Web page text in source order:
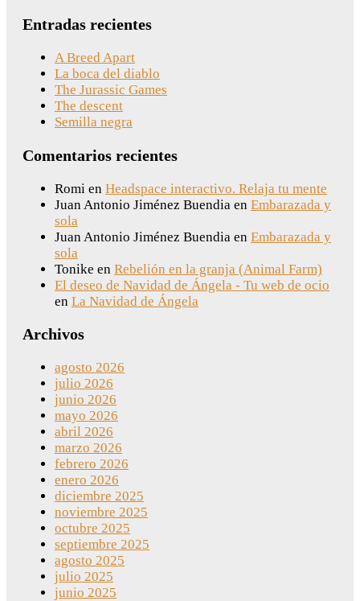
Entradas recientes
A Breed Apart
La boca del diablo
The Jurassic Games
The descent
Semilla negra
Comentarios recientes
Romi en Headspace interactivo. Relaja tu mente
Juan Antonio Jiménez Buendia en Embarazada y
sola
Juan Antonio Jiménez Buendia en Embarazada y
sola
Tonike en Rebelión en la granja (Animal Farm)
El deseo de Navidad de Ángela - Tu web de ocio
en La Navidad de Ángela
Archivos
agosto 2026
julio 2026
junio 2026
mayo 2026
abril 2026
marzo 2026
febrero 2026
enero 2026
diciembre 2025
noviembre 2025
octubre 2025
septiembre 2025
agosto 2025
julio 2025
junio 2025